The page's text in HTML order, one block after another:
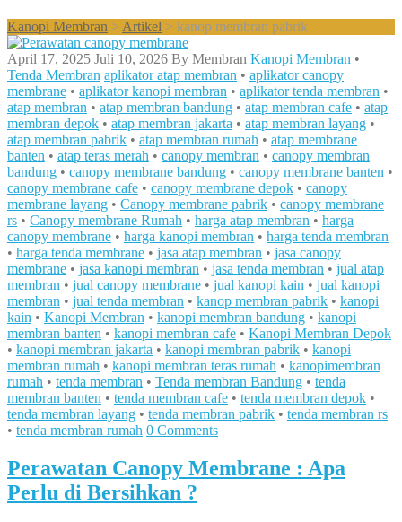
Kanopi Membran > Artikel > kanop membran pabrik
April 17, 2025 Juli 10, 2026 By Membran Kanopi Membran •
Tenda Membran aplikator atap membran • aplikator canopy
membrane • aplikator kanopi membran • aplikator tenda membran •
atap membran • atap membran bandung • atap membran cafe • atap
membran depok • atap membran jakarta • atap membran layang •
atap membran pabrik • atap membran rumah • atap membrane
banten • atap teras merah • canopy membran • canopy membran
bandung • canopy membrane bandung • canopy membrane banten •
canopy membrane cafe • canopy membrane depok • canopy
membrane layang • Canopy membrane pabrik • canopy membrane
rs • Canopy membrane Rumah • harga atap membran • harga
canopy membrane • harga kanopi membran • harga tenda membran
• harga tenda membrane • jasa atap membran • jasa canopy
membrane • jasa kanopi membran • jasa tenda membran • jual atap
membran • jual canopy membrane • jual kanopi kain • jual kanopi
membran • jual tenda membran • kanop membran pabrik • kanopi
kain • Kanopi Membran • kanopi membran bandung • kanopi
membran banten • kanopi membran cafe • Kanopi Membran Depok
• kanopi membran jakarta • kanopi membran pabrik • kanopi
membran rumah • kanopi membran teras rumah • kanopimembran
rumah • tenda membran • Tenda membran Bandung • tenda
membran banten • tenda membran cafe • tenda membran depok •
tenda membran layang • tenda membran pabrik • tenda membran rs
• tenda membran rumah 0 Comments
Perawatan Canopy Membrane : Apa
Perlu di Bersihkan ?